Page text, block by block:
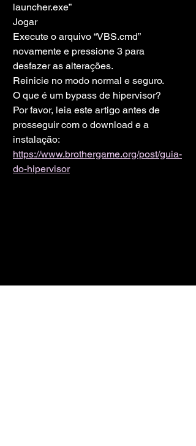
launcher.exe”
Jogar
Execute o arquivo “VBS.cmd”
novamente e pressione 3 para
desfazer as alterações.
Reinicie no modo normal e seguro.
O que é um bypass de hipervisor?
Por favor, leia este artigo antes de
prosseguir com o download e a
instalação:
https://www.brothergame.org/post/guia-
do-hipervisor